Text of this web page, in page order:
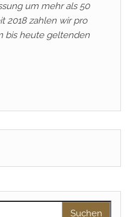
um mehr als 50
2018 zahlen wir pro
bis heute geltenden